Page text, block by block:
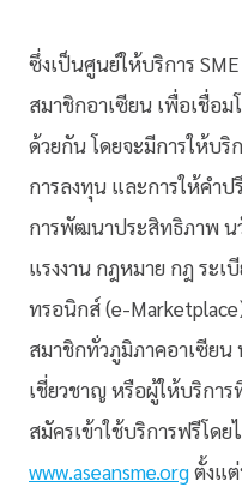
ซึ่งเป็นศูนย์ให้บริการ
สมาชิกอาเซียน เพื่อเชื่อม
ด้วยกัน โดยจะมีการให้บริ
การลงทุน และการให้คำป
การพัฒนาประสิทธิภาพ น
แรงงาน กฎหมาย กฎ ระเ
ทรอนิกส์ (e-
สมาชิกทั่วภูมิภาคอาเซีย
เชี่ยวชาญ หรือผู้ให้บริการ
สมัครเข้าใช้บริการฟรีโดย
www.aseansme.orgตั้งแ